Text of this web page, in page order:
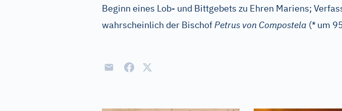
Beginn eines Lob- und Bittgebets zu Ehren Mariens;
wahrscheinlich der BischofPetrus von Compostela (*um